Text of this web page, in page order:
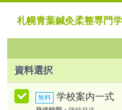
札幌青葉鍼灸柔整専門
資料選択
学校案内一式